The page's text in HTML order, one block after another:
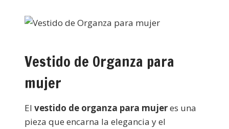
Vestido de Organza para
mujer
El vestido de organza para mujeres una
pieza que encarna la elegancia y el